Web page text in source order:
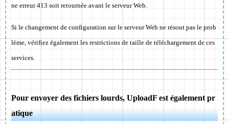
ne erreur 413 soit retournée avant le serveur Web.
Si le changement de configuration sur le serveur Web ne résout pas le prob
lème, vérifiez également les restrictions de taille de téléchargement de ces
services.
Pour envoyer des fichiers lourds, UploadF est également pr
atique